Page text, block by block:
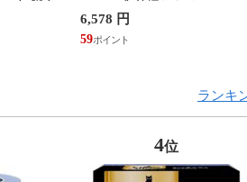
操作 8時間オン・オフタイマ
ー 風量9段階 リズムモード機
能 ＢＦＤＦ３１３ＷＨ シィ
6,578 円
59
ランキ
4位